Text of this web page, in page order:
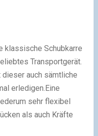
klassische Schubkarre
Transportgerät.
auch sämtliche
erledigen.Eine
sehr flexibel
als auch Kräfte